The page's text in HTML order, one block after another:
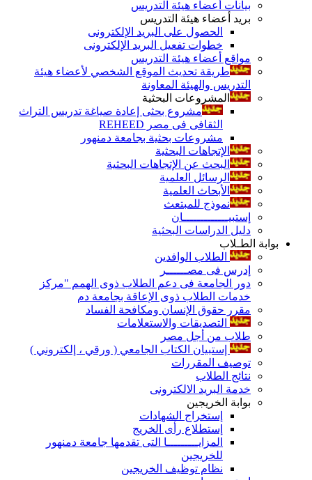
بيانات أعضاء هيئة التدريس
بريد أعضاء هيئة التدريس
الحصول على البريد الإلكترونى
خطوات تفعيل البريد الإلكترونى
مواقع أعضاء هيئة التدريس
طريقة تحديث الموقع الشخصي لأعضاء هيئة
التدريس والهيئة المعاونة
المشروعات البحثية
مشروع بحثى إعادة صياغة تدريس التراث
الثقافى فى مصر REHEED
مشروعات بحثية بجامعة دمنهور
الإتجاهات البحثية
البحث عن الإتجاهات البحثية
الرسائل العلمية
الأبحاث العلمية
نموذج للمبتعث
إستبيـــــــــــــان
دليل الدراسات البحثية
بوابة الطـلاب
الطلاب الوافدين
إدرس فى مصــــــر
دور الجامعة فى دعم الطلاب ذوى الهمم "مركز
خدمات الطلاب ذوى الإعاقة بجامعة دم
مقرر حقوق الإنسان ومكافحة الفساد
التصديقات والاستعلامات
طلاب من أجل مصر
إستبيان الكتاب الجامعي ( ورقي ، إلكتروني )
توصيف المقررات
نتائج الطلاب
خدمة البريد الالكترونى
بوابة الخريجين
إستخراج الشهادات
إستطلاع رأى الخريج
المزايـــــــــا التى تقدمها جامعة دمنهور
للخريجين
نظام توظيف الخريجين